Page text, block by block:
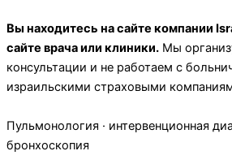
Вы находитесь на сайте компании
сайте врача или клиники. Мы
консультации и не работаем с
израильскими страховыми
Пульмонология · интервенционная
бронхоскопия